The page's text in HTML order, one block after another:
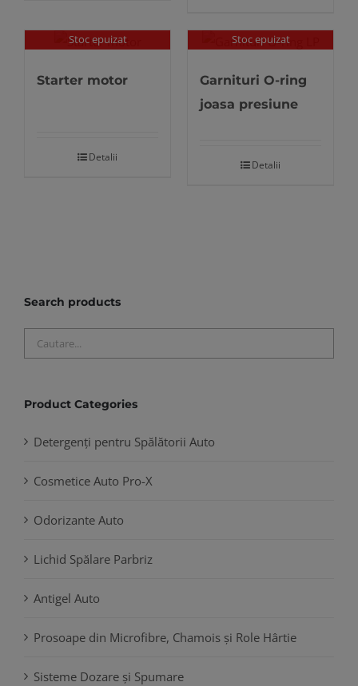
pagina
mai
multe
fi
Stoc epuizat
Starter motor
Detalii
Stoc epuizat
Garnituri O-ring
joasa presiune
Detalii
Search products
Product Categories
Detergenți pentru Spălătorii Auto
Cosmetice Auto Pro-X
Odorizante Auto
Lichid Spălare Parbriz
Antigel Auto
Prosoape din Microfibre, Chamois și Role Hârtie
Sisteme Dozare și Spumare